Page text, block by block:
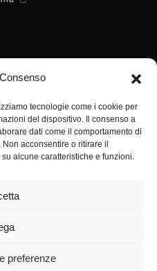
tecnologie come i cookie per
del dispositivo. Il consenso a
dati come il comportamento di
acconsentire o ritirare il
alcune caratteristiche e funzioni.
preferenze